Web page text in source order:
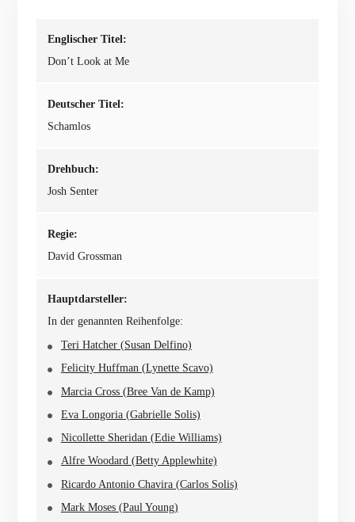
Englischer Titel:
Don’t Look at Me
Deutscher Titel:
Schamlos
Drehbuch:
Josh Senter
Regie:
David Grossman
Hauptdarsteller:
In der genannten Reihenfolge:
Teri Hatcher (Susan Delfino)
Felicity Huffman (Lynette Scavo)
Marcia Cross (Bree Van de Kamp)
Eva Longoria (Gabrielle Solis)
Nicollette Sheridan (Edie Williams)
Alfre Woodard (Betty Applewhite)
Ricardo Antonio Chavira (Carlos Solis)
Mark Moses (Paul Young)